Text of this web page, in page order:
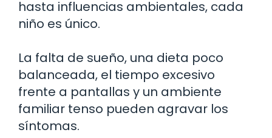
hasta influencias ambientales, cada
niño es único.
La falta de sueño, una dieta poco
balanceada, el tiempo excesivo
frente a pantallas y un ambiente
familiar tenso pueden agravar los
síntomas.